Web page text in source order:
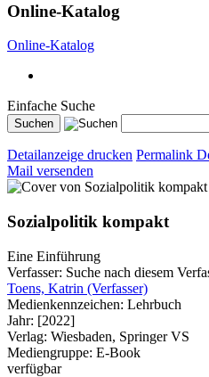
Online-Katalog
Online-Katalog
Einfache Suche
Detailanzeige drucken Permalink
Mail versenden
Sozialpolitik kompakt
Eine Einführung
Verfasser: Suche nach diesem
Toens, Katrin (Verfasser)
Medienkennzeichen: Lehrbuch
Jahr: [2022]
Verlag: Wiesbaden, Springer VS
Mediengruppe: E-Book
verfügbar